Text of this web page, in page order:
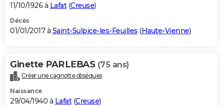
11/10/1926 à Lafat(Creuse)
Décès
01/01/2017 à Saint-Sulpice-les-Feuilles (Haute-Vienne)
Ginette PARLEBAS (75 ans)
Créer une cagnotte obsèques
Naissance
29/04/1940 à Lafat(Creuse)